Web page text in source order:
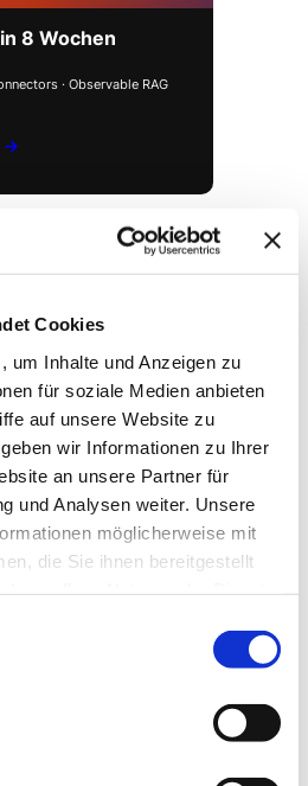
Cookies
um Inhalte und Anzeigen zu
für soziale Medien anbieten
auf unsere Website zu
wir Informationen zu Ihrer
an unsere Partner für
und Analysen weiter. Unsere
möglicherweise mit
die Sie ihnen bereitgestellt
8 Wochen
· Observable RAG
→
On-prem.
nicht Quartalen.
Apps, IT hält die Kontrolle.